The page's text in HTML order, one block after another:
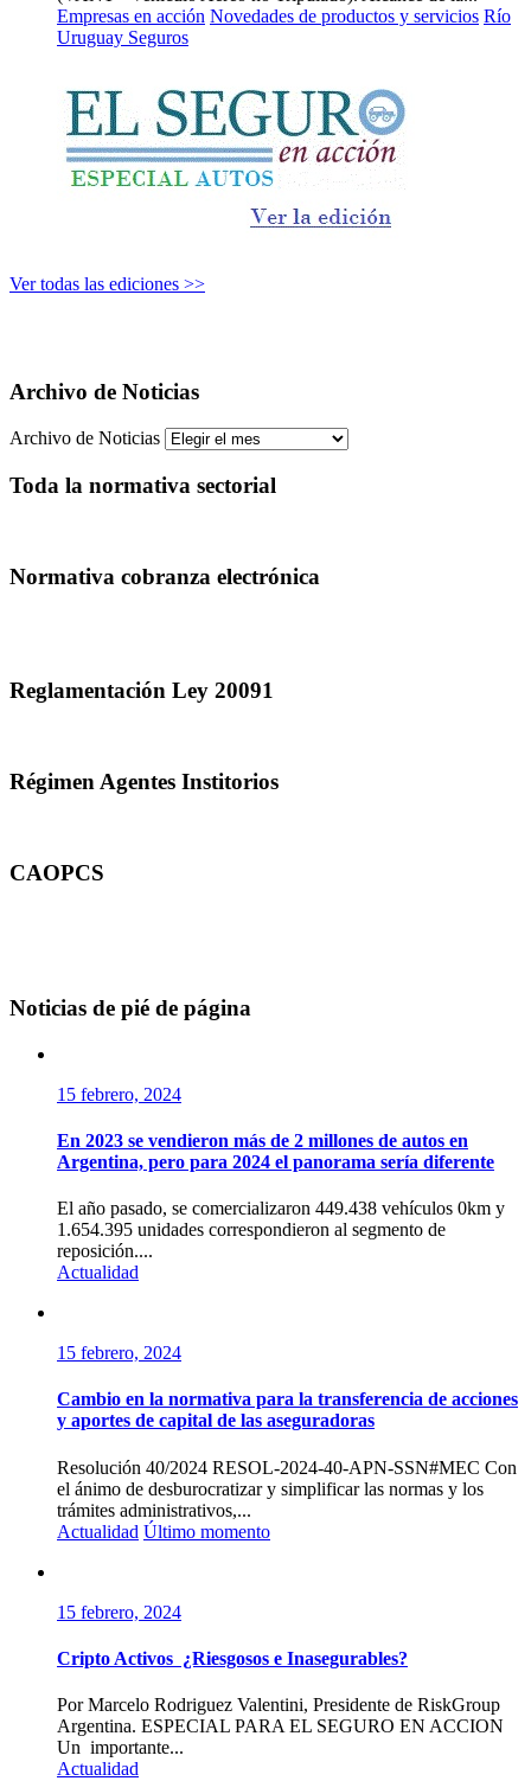
Empresas en acción Novedades de productos y servicios Río
Uruguay Seguros
Ver todas las ediciones >>
Archivo de Noticias
Archivo de Noticias
Toda la normativa sectorial
Normativa cobranza electrónica
Reglamentación Ley 20091
Régimen Agentes Institorios
CAOPCS
Noticias de pié de página
15 febrero, 2024
En 2023 se vendieron más de 2 millones de autos en
Argentina, pero para 2024 el panorama sería diferente
El año pasado, se comercializaron 449.438 vehículos 0km y
1.654.395 unidades correspondieron al segmento de
reposición....
Actualidad
15 febrero, 2024
Cambio en la normativa para la transferencia de acciones
y aportes de capital de las aseguradoras
Resolución 40/2024 RESOL-2024-40-APN-SSN#MEC Con
el ánimo de desburocratizar y simplificar las normas y los
trámites administrativos,...
Actualidad Último momento
15 febrero, 2024
Cripto Activos ¿Riesgosos e Inasegurables?
Por Marcelo Rodriguez Valentini, Presidente de RiskGroup
Argentina. ESPECIAL PARA EL SEGURO EN ACCION
Un importante...
Actualidad